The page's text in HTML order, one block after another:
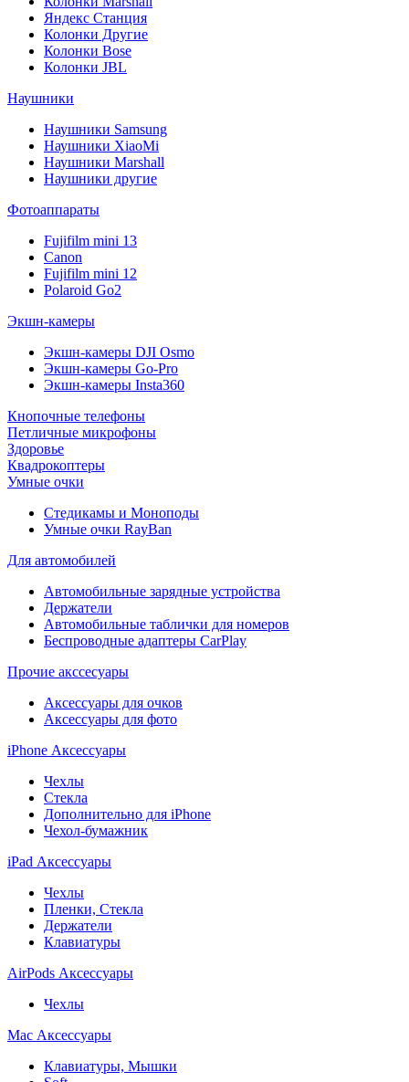
Яндекс Станция
Колонки Другие
Колонки Bose
Колонки JBL
Наушники
Наушники Samsung
Наушники XiaoMi
Наушники Marshall
Наушники другие
Фотоаппараты
Fujifilm mini 13
Canon
Fujifilm mini 12
Polaroid Go2
Экшн-камеры
Экшн-камеры DJI Osmo
Экшн-камеры Go-Pro
Экшн-камеры Insta360
Кнопочные телефоны
Петличные микрофоны
Здоровье
Квадрокоптеры
Умные очки
Стедикамы и Моноподы
Умные очки RayBan
Для автомобилей
Автомобильные зарядные устройства
Держатели
Автомобильные таблички для номеров
Беспроводные адаптеры CarPlay
Прочие акссесуары
Аксессуары для очков
Аксессуары для фото
iPhone Аксессуары
Чехлы
Стекла
Дополнительно для iPhone
Чехол-бумажник
iPad Аксессуары
Чехлы
Пленки, Стекла
Держатели
Клавиатуры
AirPods Аксессуары
Чехлы
Mac Аксессуары
Клавиатуры, Мышки